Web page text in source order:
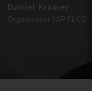
Daniel Krämer
Organisator SAP FI/CO